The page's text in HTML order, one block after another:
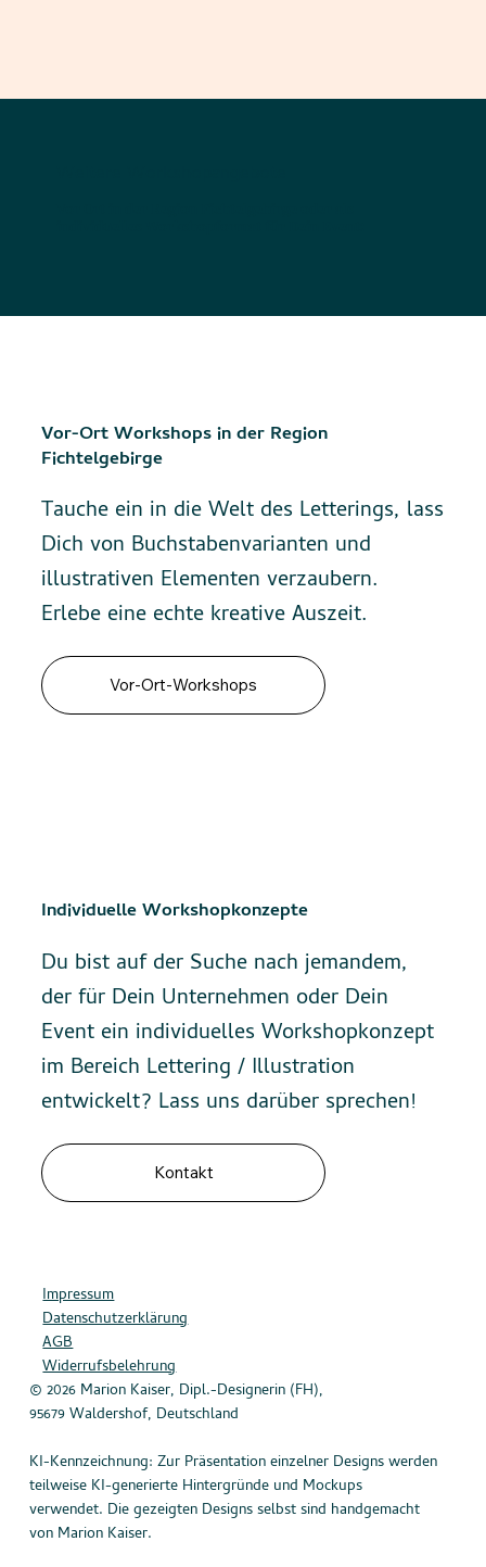
Vor-Ort Workshops in der Region
Fichtelgebirge
Tauche ein in die Welt des Letterings, lass
Dich von Buchstabenvarianten und
illustrativen Elementen verzaubern.
Erlebe eine echte kreative Auszeit.
Vor-Ort-Workshops
Individuelle Workshopkonzepte
Du bist auf der Suche nach jemandem,
der für Dein Unternehmen oder Dein
Event ein individuelles Workshopkonzept
im Bereich Lettering / Illustration
entwickelt? Lass uns darüber sprechen!
Kontakt
Impressum
Datenschutzerklärung
AGB
Widerrufsbelehrung
© 2026 Marion Kaiser, Dipl.-Designerin (FH),
95679 Waldershof, Deutschland
KI-Kennzeichnung: Zur Präsentation einzelner Designs werden
teilweise KI-generierte Hintergründe und Mockups
verwendet. Die gezeigten Designs selbst sind handgemacht
von Marion Kaiser.